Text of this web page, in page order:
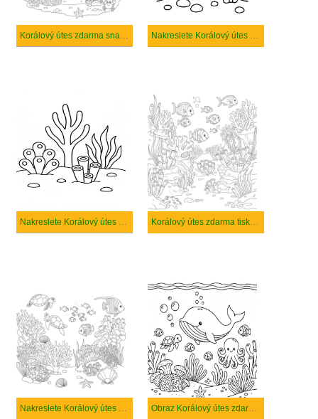
Korálový útes zdarma snadný tisknutelné Nakreslete Korálový útes zdarma prostý
Nakreslete Korálový útes zdarma snadný tisknutelné Korálový útes zdarma tisknutelné pro děti
Nakreslete Korálový útes zdarma pro děti Obraz Korálový útes zdarma tisknutelné